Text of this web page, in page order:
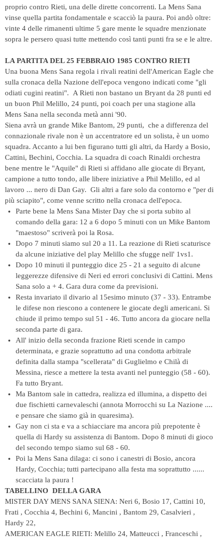
proprio contro Rieti, una delle dirette concorrenti. La Mens Sana
vinse quella partita fondamentale e scacciò la paura. Poi andò oltre:
vinte 4 delle rimanenti ultime 5 gare mente le squadre menzionate
sopra le persero quasi tutte mettendo così tanti punti fra se e le altre.
LA PARTITA DEL 25 FEBBRAIO 1985 CONTRO RIETI
Una buona Mens Sana regola i rivali reatini dell'American Eagle che
sulla cronaca della Nazione dell'epoca vengono indicati come "gli
odiati cugini reatini". A Rieti non bastano un Bryant da 28 punti ed
un buon Phil Melillo, 24 punti, poi coach per una stagione alla
Mens Sana nella seconda metà anni '90.
Siena avrà un grande Mike Bantom, 29 punti, che a differenza del
connazionale rivale non è un accentratore ed un solista, è un uomo
squadra. Accanto a lui ben figurano tutti gli altri, da Hardy a Bosio,
Cattini, Bechini, Cocchia. La squadra di coach Rinaldi orchestra
bene mentre le "Aquile" di Rieti si affidano alle giocate di Bryant,
campione a tutto tondo, alle libere iniziative a Phil Melillo, ed al
lavoro ... nero di Dan Gay. Gli altri a fare solo da contorno e "per di
più sciapito", come venne scritto nella cronaca dell'epoca.
Parte bene la Mens Sana Mister Day che si porta subito al
comando della gara: 12 a 6 dopo 5 minuti con un Mike Bantom
"maestoso" scriverà poi la Rosa.
Dopo 7 minuti siamo sul 20 a 11. La reazione di Rieti scaturisce
da alcune iniziative del play Melillo che sfugge nell' 1vs1.
Dopo 10 minuti il punteggio dice 25 - 21 a seguito di alcune
leggerezze difensive di Neri ed errori conclusivi di Cattini. Mens
Sana solo a + 4. Gara dura come da previsioni.
Resta invariato il divario al 15esimo minuto (37 - 33). Entrambe
le difese non riescono a contenere le giocate degli americani. Si
chiude il primo tempo sul 51 - 46. Tutto ancora da giocare nella
seconda parte di gara.
All' inizio della seconda frazione Rieti scende in campo
determinata, e grazie soprattutto ad una condotta arbitrale
definita dalla stampa "scellerata" di Guglielmo e Chilà di
Messina, riesce a mettere la testa avanti nel punteggio (58 - 60).
Fa tutto Bryant.
Ma Bantom sale in cattedra, realizza ed illumina, a dispetto dei
due fischietti carnevaleschi (annota Morrocchi su La Nazione ....
e pensare che siamo già in quaresima).
Gay non ci sta e va a schiacciare ma ancora più prepotente è
quella di Hardy su assistenza di Bantom. Dopo 8 minuti di gioco
del secondo tempo siamo sul 68 - 60.
Poi la Mens Sana dilaga: ci sono i canestri di Bosio, ancora
Hardy, Cocchia; tutti partecipano alla festa ma soprattutto ......
scacciata la paura !
TABELLINO DELLA GARA
MISTER DAY MENS SANA SIENA: Neri 6, Bosio 17, Cattini 10,
Frati , Cocchia 4, Bechini 6, Mancini , Bantom 29, Casalvieri ,
Hardy 22,
AMERICAN EAGLE RIETI: Melillo 24, Matteucci , Franceschi ,